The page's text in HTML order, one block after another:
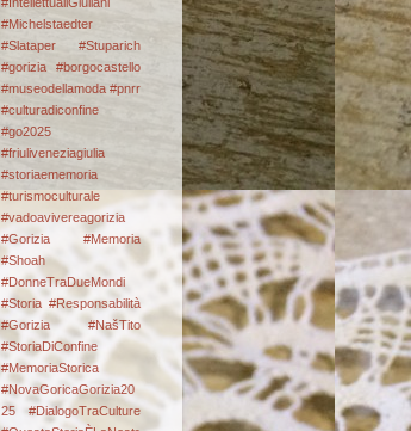
#Michelstaedter
#Slataper #Stuparich
#gorizia #borgocastello
#museodellamoda #pnrr
#culturadiconfine
#go2025
#friuliveneziagiulia
#storiaememoria
#turismoculturale
#vadoavivereagorizia
#Gorizia #Memoria
#Shoah
#DonneTraDueMondi
#Storia #Responsabilità
#Gorizia #NašTito
#StoriaDiConfine
#MemoriaStorica
#NovaGoricaGorizia20
25 #DialogoTraCulture